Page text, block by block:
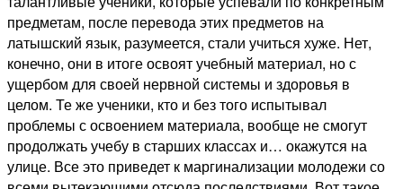
предметам, после перевода этих предметов на
латышский язык, разумеется, стали учиться хуже. Нет,
конечно, они в итоге освоят учебный материал, но с
ущербом для своей нервной системы и здоровья в
целом. Те же ученики, кто и без того испытывал
проблемы с освоением материала, вообще не смогут
продолжать учебу в старших классах и… окажутся на
улице. Все это приведет к маргинализации молодежи со